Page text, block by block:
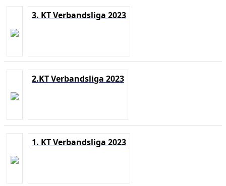
3. KT Verbandsliga 2023
2.KT Verbandsliga 2023
1. KT Verbandsliga 2023